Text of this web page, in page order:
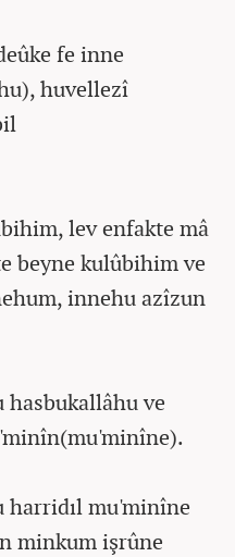
fe inne
huvellezî
lev enfakte mâ
beyne kulûbihim ve
innehu azîzun
hasbukallâhu ve
harridıl mu'minîne
minkum işrûne